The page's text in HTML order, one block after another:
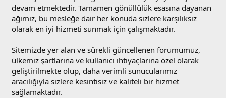
devam etmektedir. Tamamen gönüllülük esasına dayanan
ağımız, bu mesleğe dair her konuda sizlere karşılıksız
olarak en iyi hizmeti sunmak için çalışmaktadır.
Sitemizde yer alan ve sürekli güncellenen forumumuz,
ülkemiz şartlarına ve kullanıcı ihtiyaçlarına özel olarak
geliştirilmekte olup, daha verimli sunucularımız
aracılığıyla sizlere kesintisiz ve kaliteli bir hizmet
sağlamaktadır.